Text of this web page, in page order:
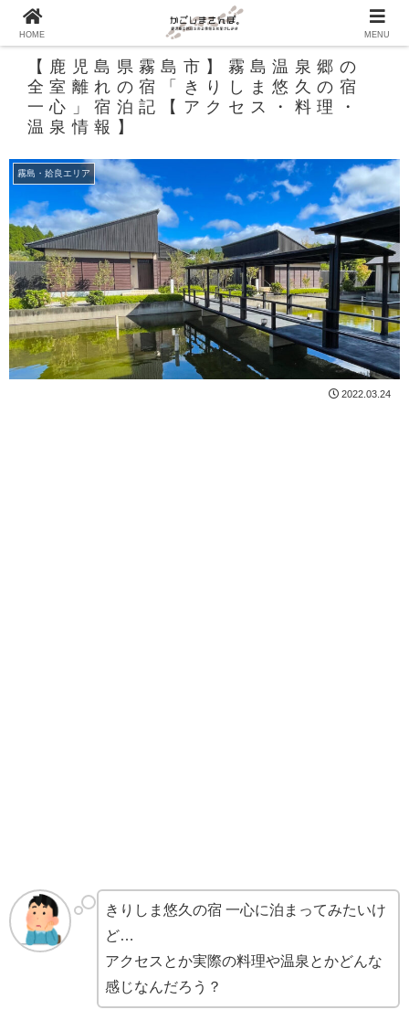
【鹿児島県霧島市】霧島温泉郷の
全室離れの宿「きりしま悠久の宿
一心」宿泊記【アクセス・料理・
温泉情報】
霧島・姶良エリア
2022.03.24
きりしま悠久の宿 一心に泊まってみたいけ
ど…
アクセスとか実際の料理や温泉とかどんな
感じなんだろう？
HOME MENU